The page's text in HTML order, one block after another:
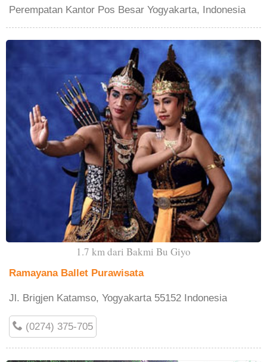
Perempatan Kantor Pos Besar Yogyakarta, Indonesia
1.7 km dari Bakmi Bu Giyo
Ramayana Ballet Purawisata
Jl. Brigjen Katamso, Yogyakarta 55152 Indonesia
(0274) 375-705